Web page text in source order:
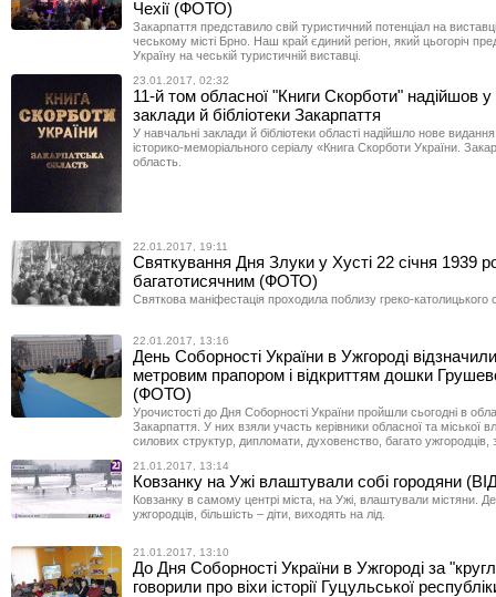
Чехії (ФОТО)
Закарпаття представило свій туристичний потенціал на
чеському місті Брно. Наш край єдиний регіон, який цьогоріч
Україну на чеській туристичній виставці.
23.01.2017, 02:32
11-й том обласної "Книги Скорботи" надійшов у
заклади й біб­ліотеки Закарпаття
У навчальні заклади й біб­ліотеки області надійшло нове
історико-меморіального серіалу «Книга Скорботи України.
область.
22.01.2017, 19:11
Святкування Дня Злуки у Хусті 22 січня 1939
багатотисячним (ФОТО)
Святкова маніфестація проходила поблизу греко-католицького
22.01.2017, 13:16
День Соборності України в Ужгороді
метровим прапором і відкриттям дошки
(ФОТО)
Урочистості до Дня Соборності України пройшли сьогодні в
Закарпаття. У них взяли участь керівники обласної та міської
силових структур, дипломати, духовенство, багато ужгородців,
21.01.2017, 13:14
Ковзанку на Ужі влаштували собі городяни
Ковзанку в самому центрі міста, на Ужі, влаштували містяни.
ужгородців, більшість – діти, виходять на лід.
21.01.2017, 13:10
До Дня Соборності України в Ужгороді за
говорили про віхи історії Гуцульської